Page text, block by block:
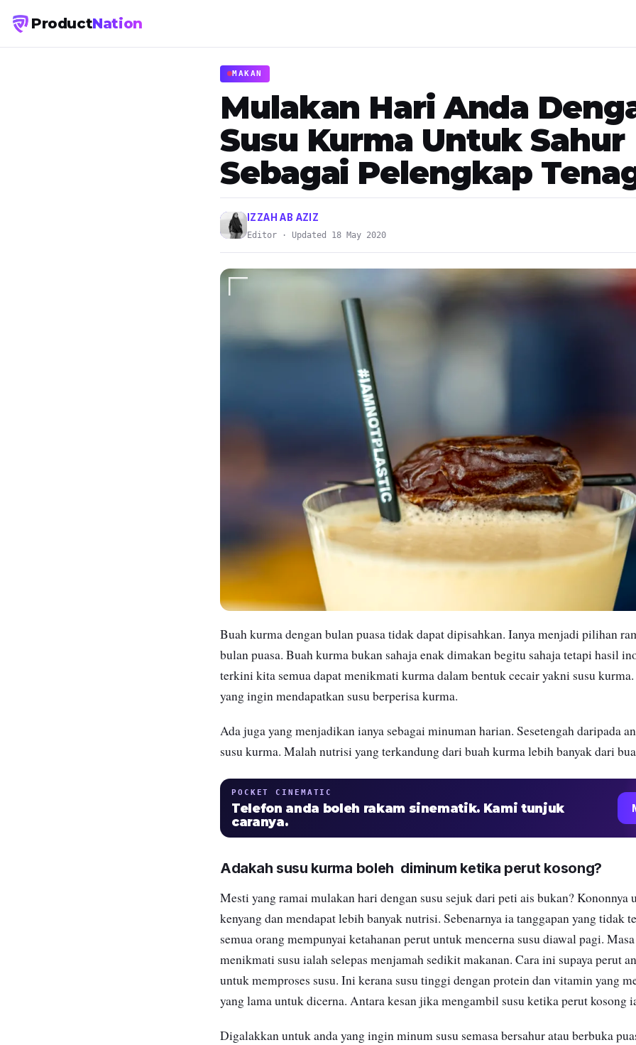
ProductNation
MAKAN
Mulakan Hari Anda
Susu Kurma Untuk Sahur
Sebagai Pelengkap
IZZAH AB AZIZ
Editor · Updated 18 May 2020
Buah kurma dengan bulan puasa tidak dapat dipisahkan. Ianya menjadi pilihan
bulan puasa. Buah kurma bukan sahaja enak dimakan begitu sahaja tetapihasil
terkini kita semua dapat menikmati kurma dalam bentuk cecair yakni susu
yang ingin mendapatkan susu berperisa kurma.
Ada juga yang menjadikan ianya sebagai minuman harian. Sesetengah daripada
susu kurma. Malah nutrisi yang terkandung dari buah kurma lebih banyak dari
POCKET CINEMATIC
Telefon anda boleh rakam sinematik. Kami tunjuk
caranya.
Adakah susu kurma boleh diminum ketika perut kosong?
Mesti yang ramai mulakan hari dengan susu sejuk dari peti ais bukan? Kononnya
kenyang dan mendapat lebih banyak nutrisi. Sebenarnya ia tanggapan yang tidak
semua orang mempunyai ketahanan perut untuk mencerna susu diawal pagi.
menikmati susu ialah selepas menjamah sedikit makanan. Cara ini supaya perut
untuk memproses susu. Ini kerana susu tinggi dengan protein dan vitamin yang
yang lama untuk dicerna. Antara kesan jika mengambil susu ketika perut kosong
Digalakkan untuk anda yang ingin minum susu semasa bersahur atau berbuka